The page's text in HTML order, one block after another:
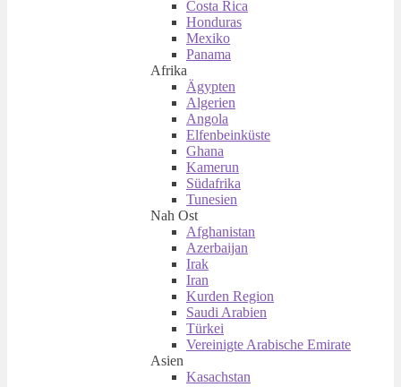
Costa Rica
Honduras
Mexiko
Panama
Afrika
Ägypten
Algerien
Angola
Elfenbeinküste
Ghana
Kamerun
Südafrika
Tunesien
Nah Ost
Afghanistan
Azerbaijan
Irak
Iran
Kurden Region
Saudi Arabien
Türkei
Vereinigte Arabische Emirate
Asien
Kasachstan